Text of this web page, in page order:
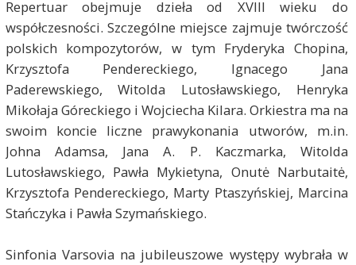
Repertuar obejmuje dzieła od XVIII wieku do
współczesności. Szczególne miejsce zajmuje twórczość
polskich kompozytorów, w tym Fryderyka Chopina,
Krzysztofa Pendereckiego, Ignacego Jana
Paderewskiego, Witolda Lutosławskiego, Henryka
Mikołaja Góreckiego i Wojciecha Kilara. Orkiestra ma na
swoim koncie liczne prawykonania utworów, m.in.
Johna Adamsa, Jana A. P. Kaczmarka, Witolda
Lutosławskiego, Pawła Mykietyna, Onutė Narbutaitė,
Krzysztofa Pendereckiego, Marty Ptaszyńskiej, Marcina
Stańczyka i Pawła Szymańskiego.
Sinfonia Varsovia na jubileuszowe występy wybrała w